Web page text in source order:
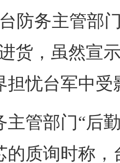
防务主管部
货，虽然宣
担忧台军中受
主管部门“后
的质询时称